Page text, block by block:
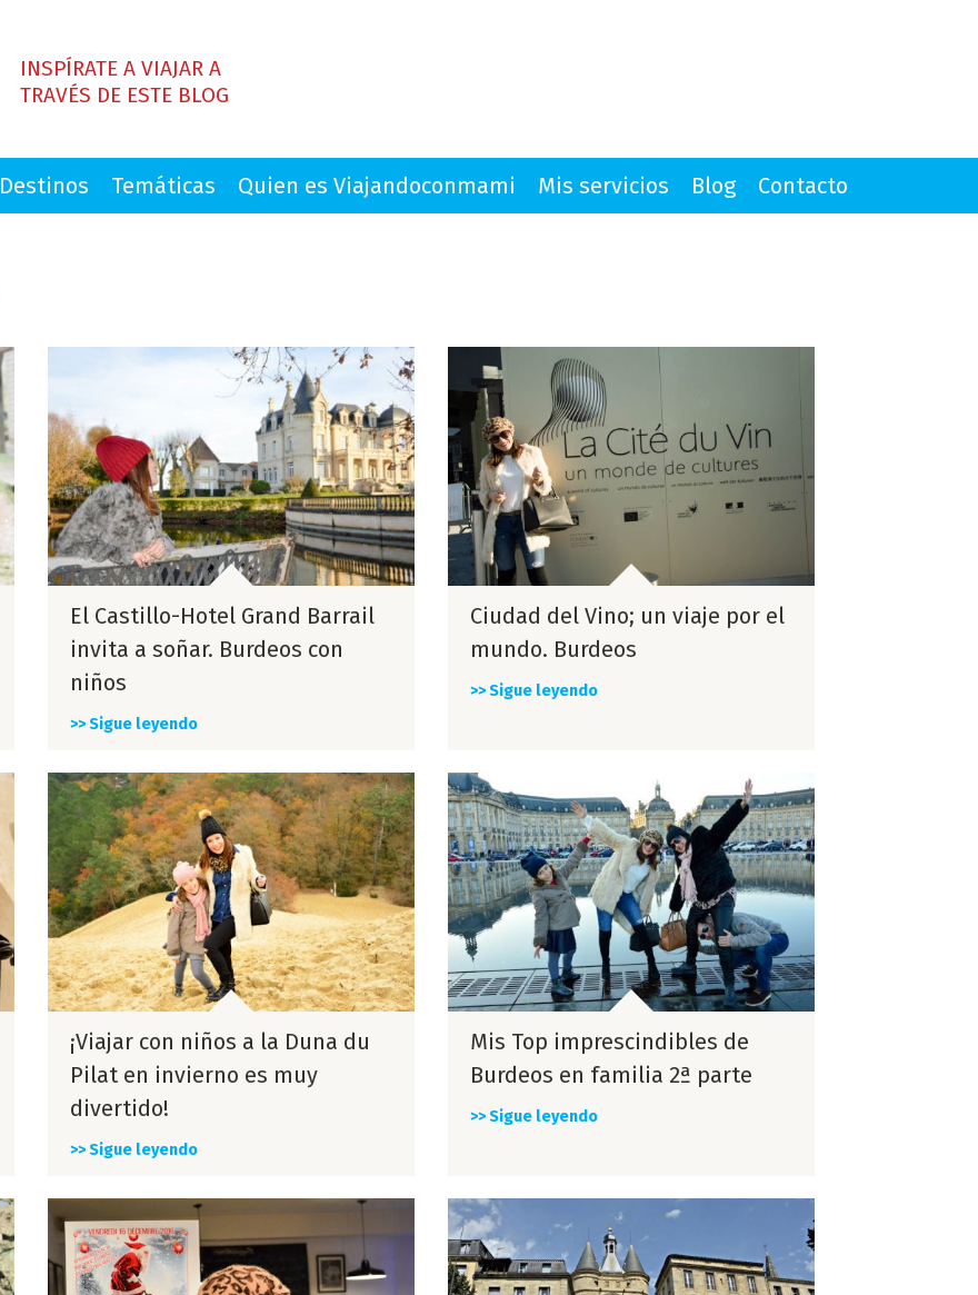
INSPÍRATE A VIAJAR A
TRAVÉS DE ESTE BLOG
Destinos Temáticas Quien es Viajandoconmami Mis servicios Blog Contacto
El Castillo-Hotel Grand Barrail
invita a soñar. Burdeos con
niños
>> Sigue leyendo
Ciudad del Vino; un viaje por el
mundo. Burdeos
>> Sigue leyendo
¡Viajar con niños a la Duna du
Pilat en invierno es muy
divertido!
>> Sigue leyendo
Mis Top imprescindibles de
Burdeos en familia 2ª parte
>> Sigue leyendo